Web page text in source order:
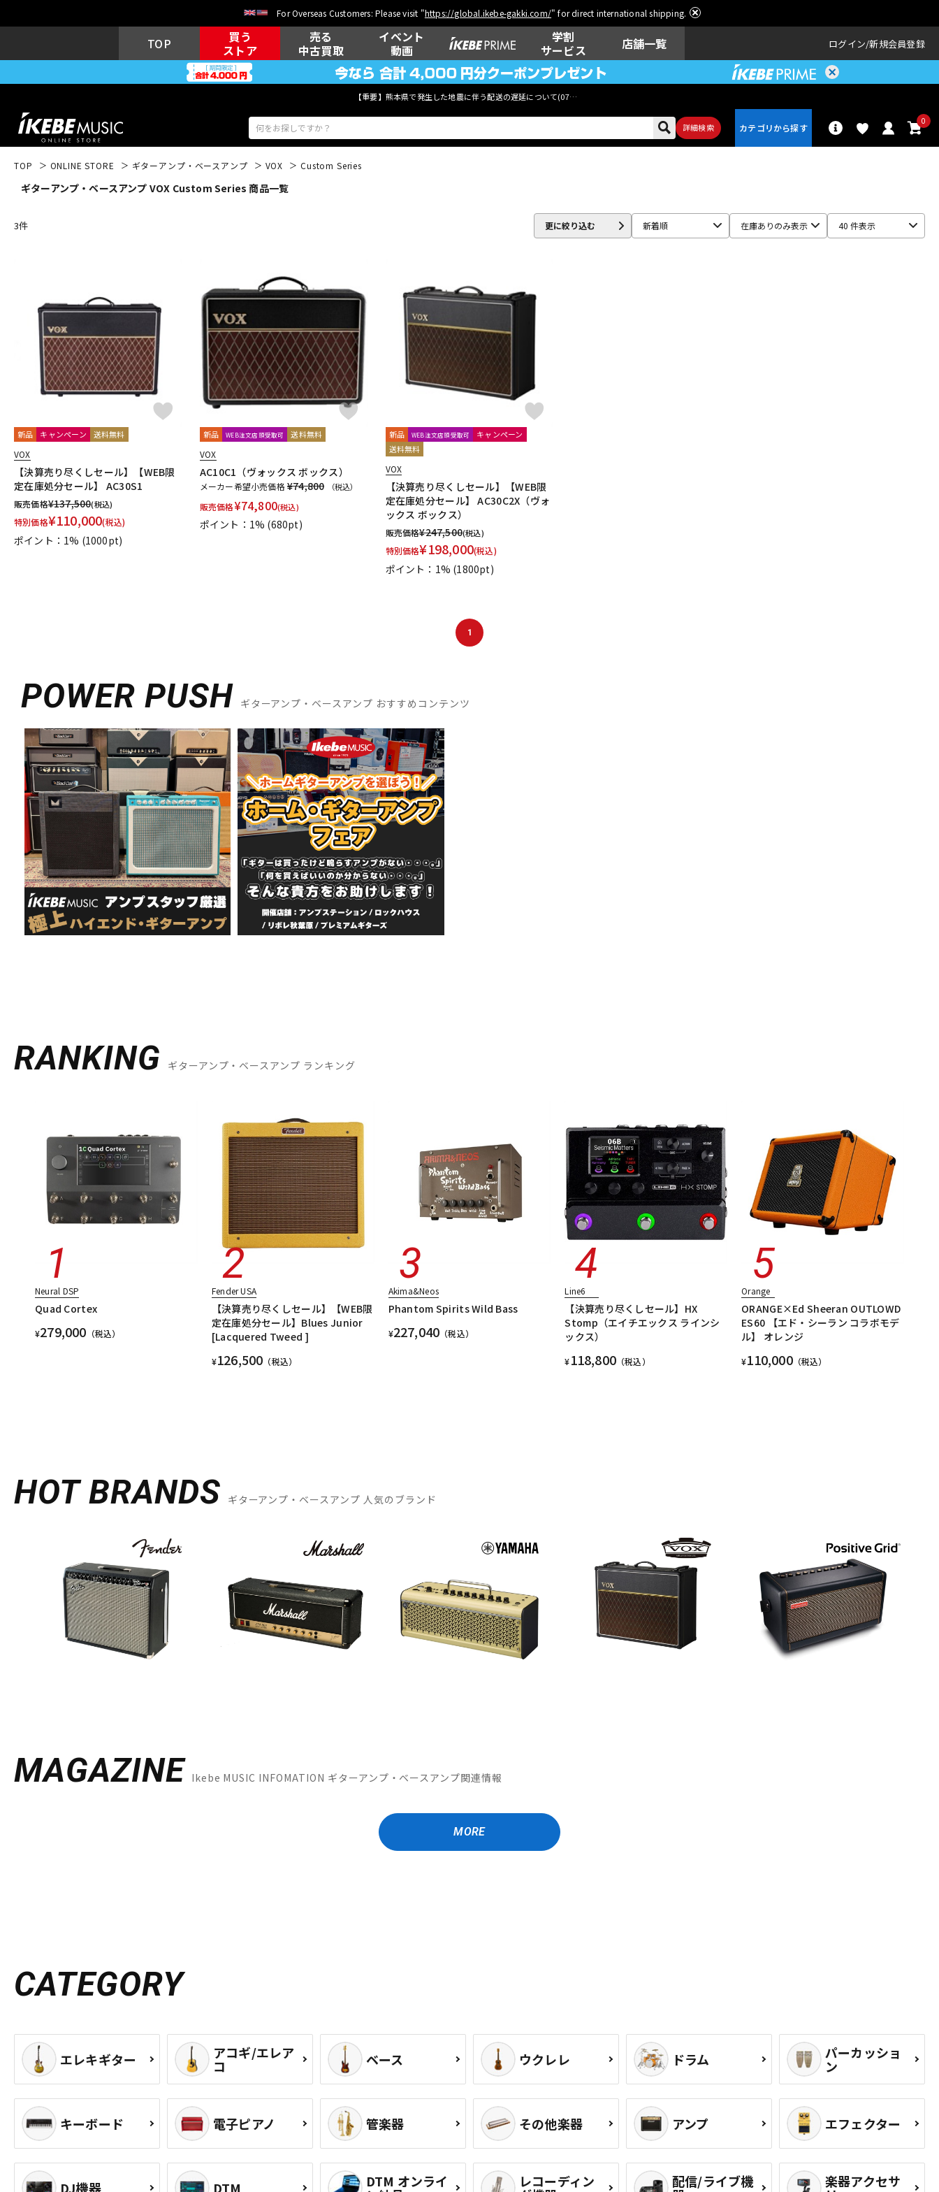
For Overseas Customers: Please visit "https://global.ikebe-gakki.com/" for direct international shipping.
TOP
買う
ストア
売る
中古買取
イベント
動画
学割
サービス
店舗一覧 ログイン 新規会員登録
【重要】熊本県で発生した地震に伴う配送の遅延について(07月29日
詳細検索
0
アコギ/エレ
DTM DTM オンラ
イン納品
レコーディン
中古 ヴィンテージ
TOP ONLINE STORE ギターアンプ・ベースアンプ VOX Custom Series
ギターアンプ・ベースアンプ VOX Custom Series 商品一覧
3件 更に絞り込む 新着順 在庫ありのみ表示 40 件表示
新品 キャンペーン 送料無料
VOX
【決算売り尽くしセール】【WEB限
定在庫処分セール】 AC30S1
販売価格¥137,500(税込)
特別価格¥110,000(税込)
ポイント：1% (1000pt)
新品 WEB注文店頭受取可 送料無料
VOX
AC10C1（ヴォックス ボックス）
メーカー希望小売価格¥74,800 （税込）
販売価格¥74,800(税込)
ポイント：1% (680pt)
新品 WEB注文店頭受取可
キャンペーン
送料無料
VOX
【決算売り尽くしセール】【WEB限
定在庫処分セール】 AC30C2X（ヴォ
ックス ボックス）
販売価格¥247,500(税込)
特別価格¥198,000(税込)
ポイント：1% (1800pt)
1
POWER PUSH ギターアンプ・ベースアンプ おすすめコンテンツ
RANKING ギターアンプ・ベースアンプ ランキング
Neural DSP
Quad Cortex
¥279,000 （税込）
Fender USA
【決算売り尽くしセール】【WEB限
定在庫処分セール】Blues Junior
[Lacquered Tweed ]
¥126,500 （税込）
Akima&Neos
Phantom Spirits Wild Bass
¥227,040 （税込）
Line6
【決算売り尽くしセール】HX
Stomp（エイチエックス ラインシ
ックス）
¥118,800 （税込）
Orange
ORANGE×Ed Sheeran OUTLOWD
ES60 【エド・シーラン コラボモデ
ル】 オレンジ
¥110,000（税込）
HOT BRANDS ギターアンプ・ベースアンプ 人気のブランド
MAGAZINE Ikebe MUSIC INFOMATION ギターアンプ・ベースアンプ関連情報
MORE
CATEGORY
エレキギター アコギ/エレア
コ ベース ウクレレ ドラム パーカッショ
ン
キーボード 電子ピアノ 管楽器 その他楽器 アンプ エフェクター
DJ機器 DTM DTM オンライ レコーディン 配信/ライブ機 楽器アクセサ